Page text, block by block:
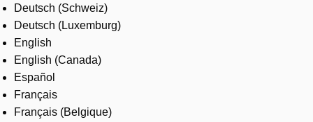
Where to buy
Contact us
Careers
Deutsch (Schweiz)
Deutsch (Luxemburg)
English
English (Canada)
Español
Français
Français (Belgique)